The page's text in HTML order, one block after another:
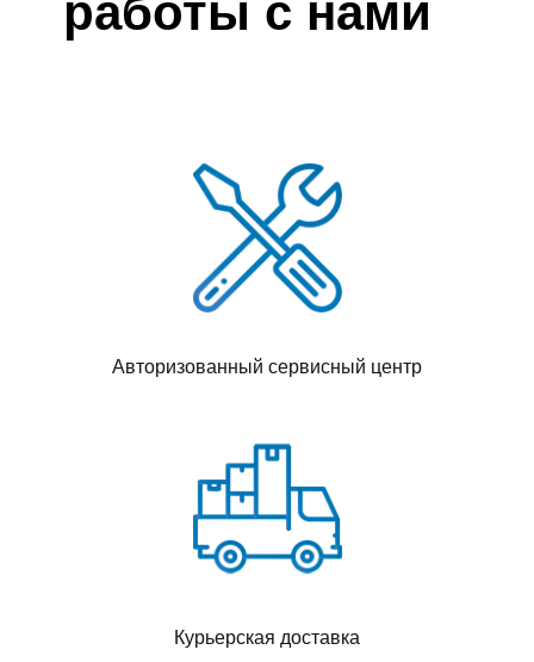
работы с нами
Авторизованный сервисный центр
Курьерская доставка